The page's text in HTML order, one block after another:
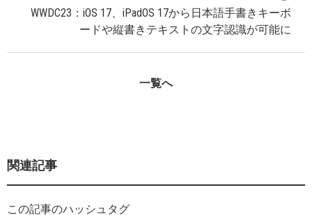
WWDC23：iOS 17、iPadOS 17から日本語手書きキーボ
ードや縦書きテキストの文字認識が可能に
一覧へ
関連記事
この記事のハッシュタグ